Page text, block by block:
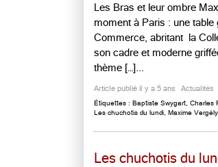
Les Bras et leur ombre
moment à Paris : une
Commerce, abritant la
son cadre et moderne
thème […]...
Article publié il y a 5 ans Actualités
Étiquettes : Baptiste Swygart Charles
Les chuchotis du lundi Maxime Vergély
Les chuchotis du